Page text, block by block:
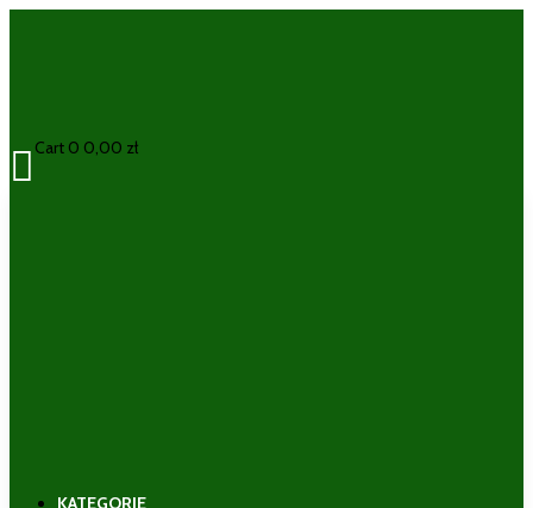
 Cart 0 0,00 zł
KATEGORIE